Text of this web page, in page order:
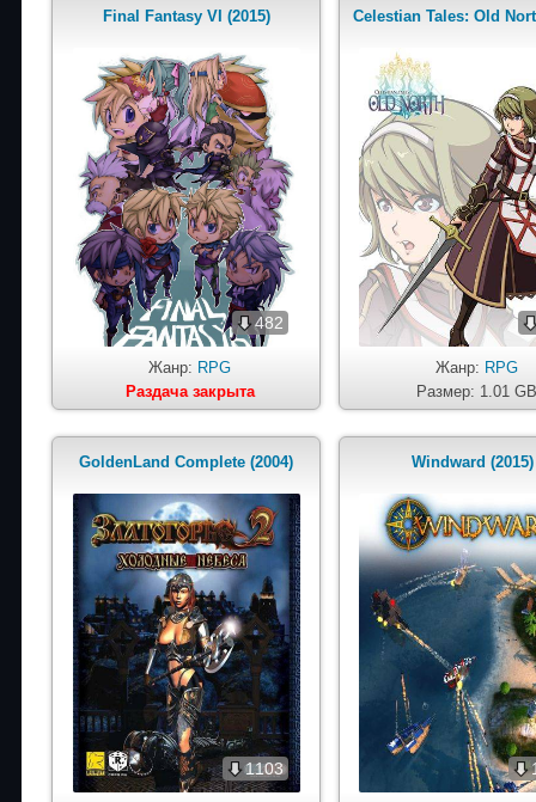
Final Fantasy VI (2015)
482
Жанр: RPG
Раздача закрыта
Celestian Tales: Old
Жанр: RPG
Размер: 1.01 GB
GoldenLand Complete (2004)
1103
Windward (2015)